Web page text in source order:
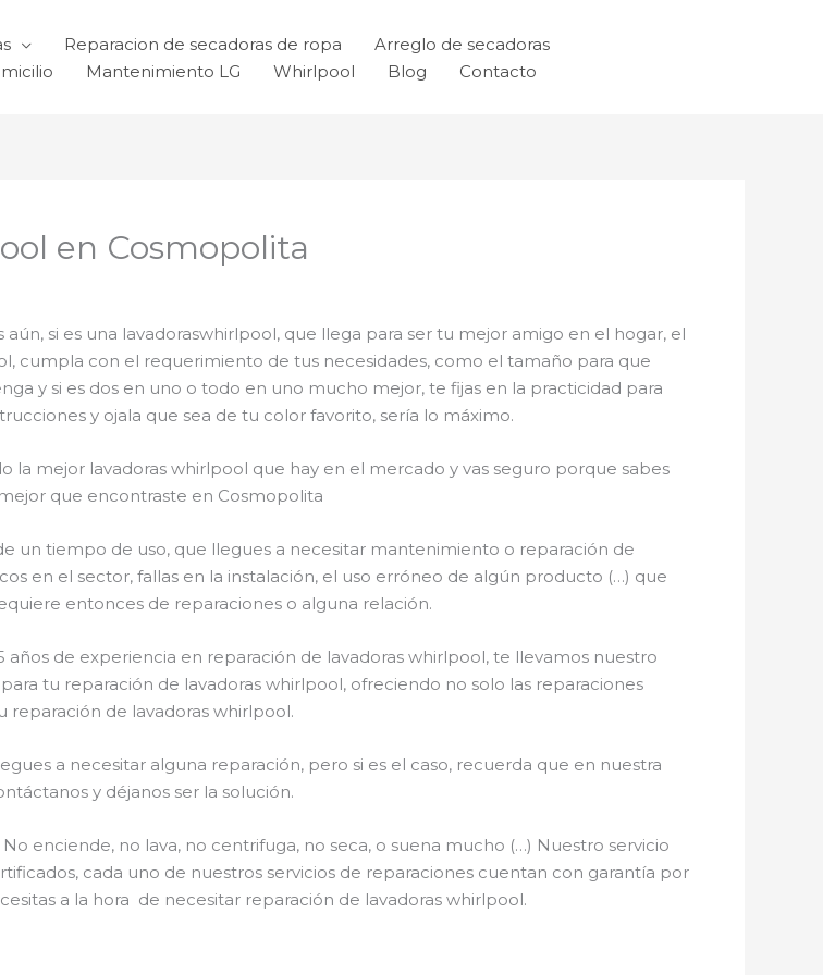
Reparacion de secadoras de ropa
Arreglo de secadoras
Mantenimiento LG Whirlpool Blog Contacto
en Cosmopolita
si es una lavadoraswhirlpool, que llega para ser tu mejor amigo en el hogar, el
cumpla con el requerimiento de tus necesidades, como el tamaño para que
y si es dos en uno o todo en uno mucho mejor, te fijas en la practicidad para
y ojala que sea de tu color favorito, sería lo máximo.
la mejor lavadoras whirlpool que hay en el mercado y vas seguro porque sabes
que encontraste en Cosmopolita
un tiempo de uso, que llegues a necesitar mantenimiento o reparación de
en el sector, fallas en la instalación, el uso erróneo de algún producto (…) que
entonces de reparaciones o alguna relación.
años de experiencia en reparación de lavadoras whirlpool, te llevamos nuestro
tu reparación de lavadoras whirlpool, ofreciendo no solo las reparaciones
de lavadoras whirlpool.
a necesitar alguna reparación, pero si es el caso, recuerda que en nuestra
y déjanos ser la solución.
enciende, no lava, no centrifuga, no seca, o suena mucho (…) Nuestro servicio
cada uno de nuestros servicios de reparaciones cuentan con garantía por
a la hora de necesitar reparación de lavadoras whirlpool.